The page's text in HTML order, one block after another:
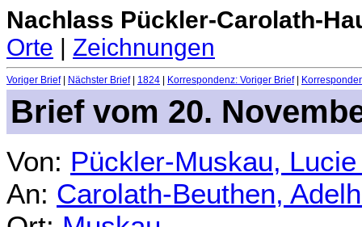
Nachlass Pückler-Carolath-
Orte | Zeichnungen
Voriger Brief| Nächster Brief| 1824 Korrespondenz: Voriger Brief|
Brief vom 20.
Von: Pückler-Muskau,
An: Carolath-Beuthen,